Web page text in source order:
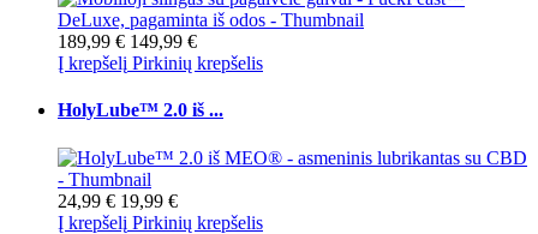
189,99 € 149,99 €
Į krepšelį Pirkinių krepšelis
HolyLube™ 2.0 iš ...
24,99 € 19,99 €
Į krepšelį Pirkinių krepšelis